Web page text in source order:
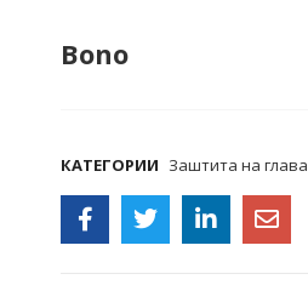
Bono
КАТЕГОРИИ Заштита на глава